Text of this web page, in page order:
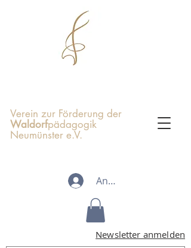
Verein zur Förderung der
Waldorfpädagogik
Neumünster e.V.
Anmelden
Newsletter anmelden